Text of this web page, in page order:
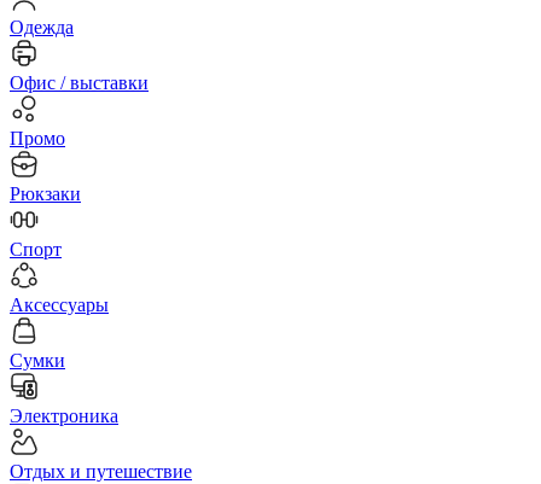
Одежда
Офис / выставки
Промо
Рюкзаки
Спорт
Аксессуары
Сумки
Электроника
Отдых и путешествие